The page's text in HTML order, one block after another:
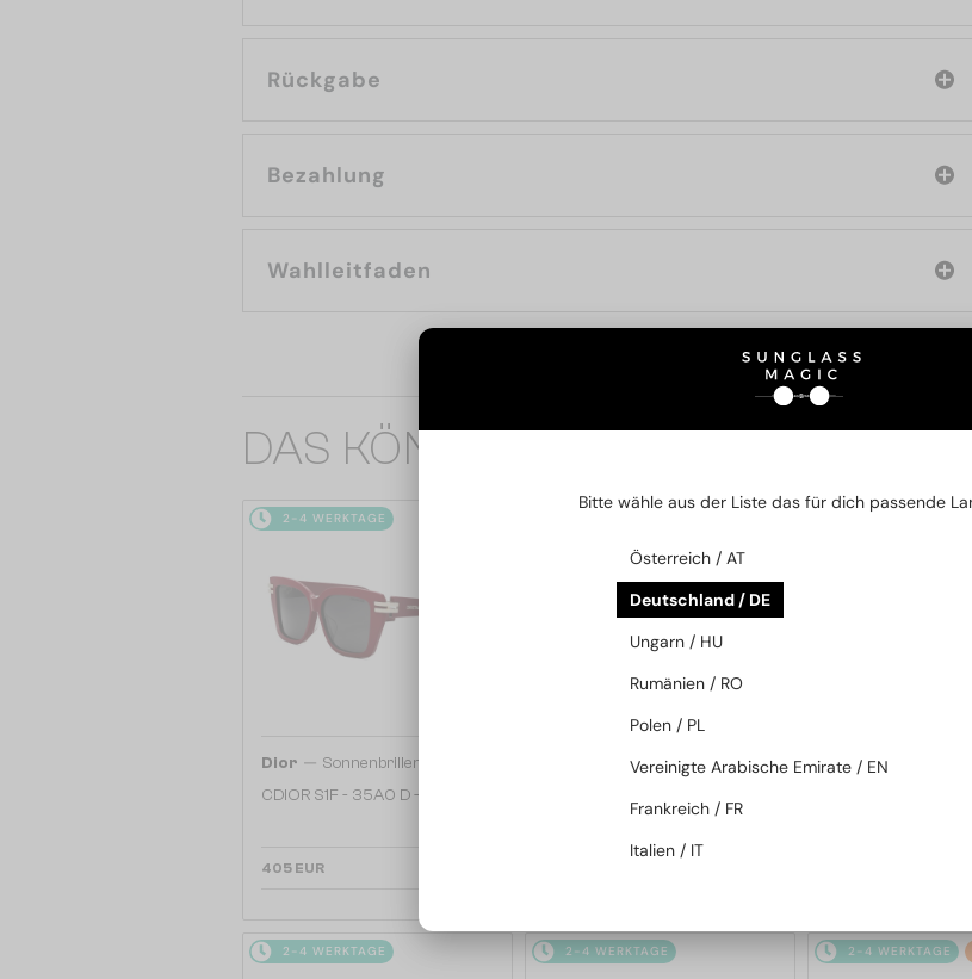
Rückgabe
Bezahlung
Wahlleitfaden
DAS KÖNNTE SIE AUCH
2-4 WERKTAGE
Dior — Sonnenbrillen
CDIOR S1F - 35A0 D - 56
405 EUR
Sonnenbrillen
Dior —
2-4 WERKTAGE 2-4 WERKTAGE 2-4 WERKTAGE
Bitte wähle aus der Liste das für dich passende
Österreich / AT
Deutschland / DE
Ungarn / HU
Rumänien / RO
Polen / PL
Vereinigte Arabische Emirate / EN
Frankreich / FR
Italien / IT